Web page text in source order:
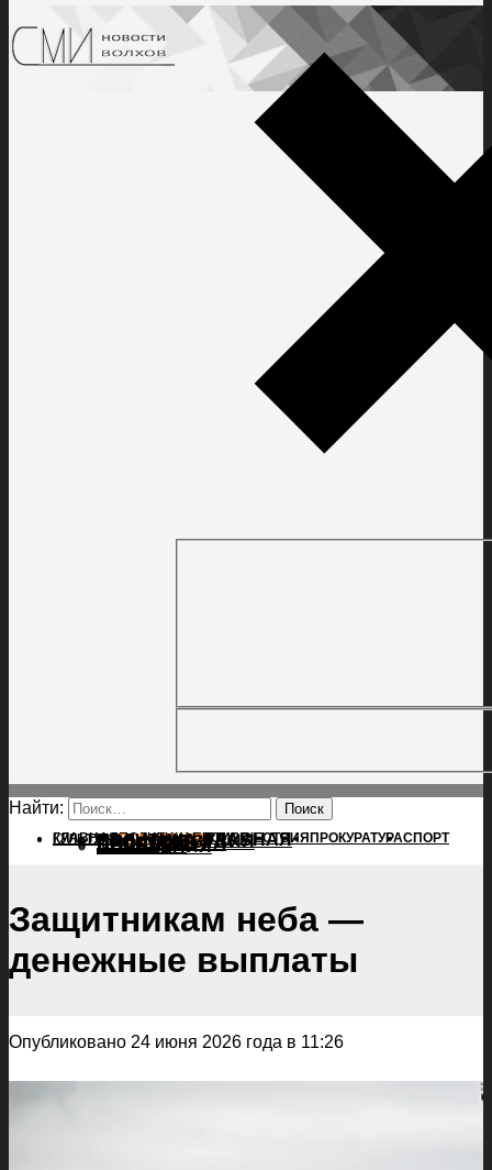
Найти:
ГЛАВНАЯПОЛИТИКАПРОИСШЕСТВИЯ ПРОКУРАТУРАСПОРТ
КУЛЬТУРАПОСЕЛЕНИЯГЛАВНАЯ
ПОЛИТИКА
ПРОИСШЕСТВИЯ
ПРОКУРАТУРА
СПОРТ
КУЛЬТУРА
ПОСЕЛЕНИЯ
Защитникам неба —
денежные выплаты
Опубликовано 24 июня 2026 года в 11:26